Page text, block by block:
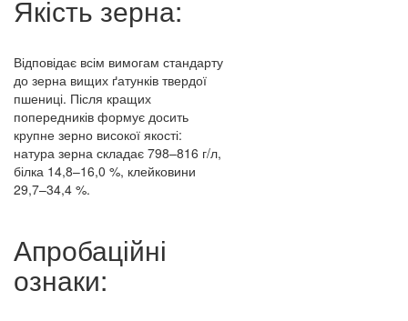
Якість зерна:
Відповідає всім вимогам стандарту
до зерна вищих ґатунків твердої
пшениці. Після кращих
попередників формує досить
крупне зерно високої якості:
натура зерна складає 798–816 г/л,
білка 14,8–16,0 %, клейковини
29,7–34,4 %.
Апробаційні
ознаки: